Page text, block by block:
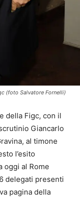
(foto Salvatore Fornelli)
della Figc, con il
Giancarlo
al timone
l’esito
oggi al Rome
delegati presenti
pagina della